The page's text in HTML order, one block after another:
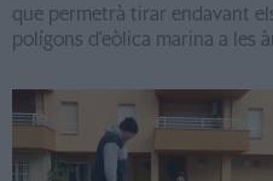
que permetrà tirar endavant
polígons d'eòlica marina a les